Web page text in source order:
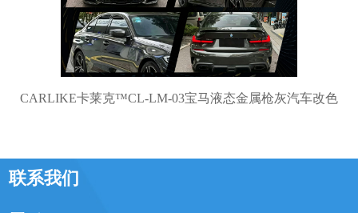
CARLIKE卡莱克™CL-LM-03宝马液态金属枪灰汽车改色
联系我们